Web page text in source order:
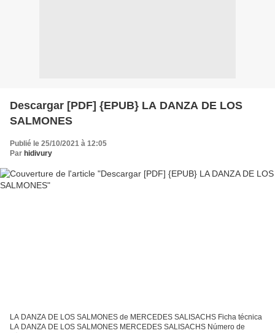
Descargar [PDF] {EPUB} LA DANZA DE LOS
SALMONES
Publié le 25/10/2021 à 12:05
Par hidivury
LA DANZA DE LOS SALMONES de MERCEDES SALISACHS Ficha técnica
LA DANZA DE LOS SALMONES MERCEDES SALISACHS Número de